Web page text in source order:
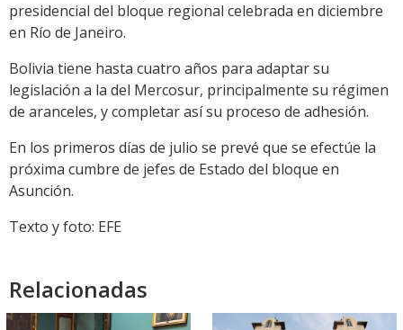
presidencial del bloque regional celebrada en diciembre
en Río de Janeiro.
Bolivia tiene hasta cuatro años para adaptar su
legislación a la del Mercosur, principalmente su régimen
de aranceles, y completar así su proceso de adhesión.
En los primeros días de julio se prevé que se efectúe la
próxima cumbre de jefes de Estado del bloque en
Asunción.
Texto y foto: EFE
Relacionadas